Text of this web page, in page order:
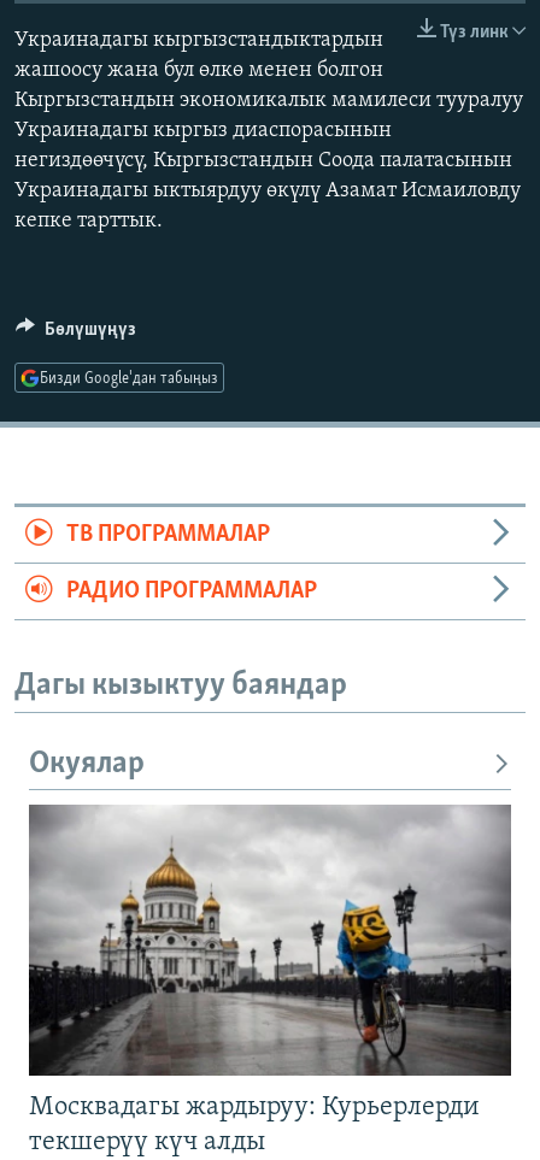
АЗАТТЫК+
ЫҢГАЙСЫЗ СУРООЛОР
ЭЕ/АРнун бардык сайттары
Түз линк
Украинадагы кыргызстандыктардын
жашоосу жана бул өлкө менен болгон
Кыргызстандын экономикалык мамилеси тууралуу
Украинадагы кыргыз диаспорасынын
негиздөөчүсү, Кыргызстандын Соода палатасынын
Украинадагы ыктыярдуу өкүлү Азамат Исмаиловду
кепке тарттык.
Бөлүшүңүз
Бизди Google'дан табыңыз
ТВ ПРОГРАММАЛАР
РАДИО ПРОГРАММАЛАР
Дагы кызыктуу баяндар
Окуялар
Москвадагы жардыруу: Курьерлерди
текшерүү күч алды